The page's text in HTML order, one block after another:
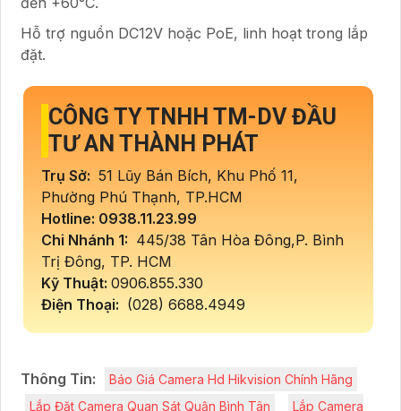
Hỗ trợ nguồn DC12V hoặc PoE, linh hoạt trong lắp
đặt.
CÔNG TY TNHH TM-DV ĐẦU
TƯ AN THÀNH PHÁT
Trụ Sở: 51 Lũy Bán Bích, Khu Phố 11,
Phường Phú Thạnh, TP.HCM
Hotline: 0938.11.23.99
Chi Nhánh 1: 445/38 Tân Hòa Đông,P. Bình
Trị Đông, TP. HCM
Kỹ Thuật: 0906.855.330
Điện Thoại: (028) 6688.4949
Thông Tin:
Báo Giá Camera Hd Hikvision Chính Hãng
Lắp Đăt Camera Quan Sát Quận Bình Tân
Lắp Camera